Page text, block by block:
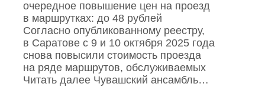
очередное повышение цен на проезд
в маршрутках: до 48 рублей
Согласно опубликованному реестру,
в Саратове с 9 и 10 октября 2025 года
снова повысили стоимость проезда
на ряде маршрутов, обслуживаемых
Читать далее Чувашский ансамбль…